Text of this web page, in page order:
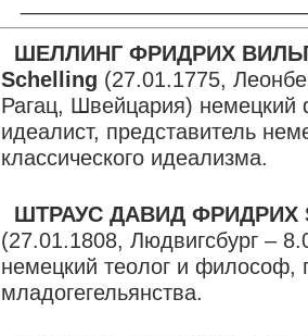
ШЕЛЛИНГ ФРИДРИХ
Schelling (27.01.1775,
Рагац, Швейцария)
идеалист, представитель
классического идеализма.
ШТРАУС ДАВИД ФРИДРИХ
(27.01.1808, Людвигсбург –
немецкий теолог и философ,
младогегельянства.